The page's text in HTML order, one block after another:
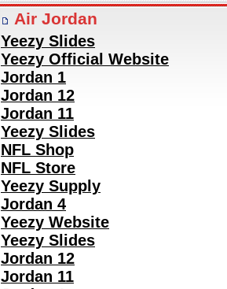
Air Jordan
Yeezy Slides
Yeezy Official Website
Jordan 1
Jordan 12
Jordan 11
Yeezy Slides
NFL Shop
NFL Store
Yeezy Supply
Jordan 4
Yeezy Website
Yeezy Slides
Jordan 12
Jordan 11